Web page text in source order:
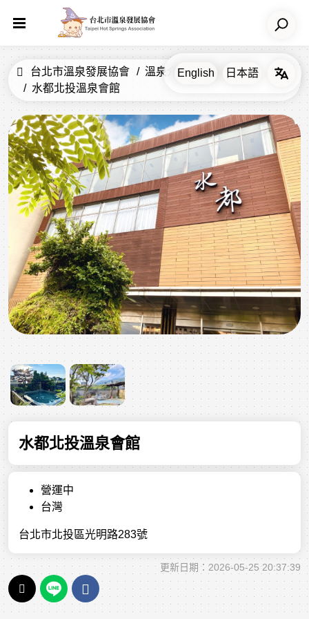
台北市溫泉發展協會 溫泉介紹
飯店
水都北投溫泉會館
水都北投溫泉會館
營運中
台灣
台北市北投區光明路283號
更新日期：2026-05-25 20:37:39